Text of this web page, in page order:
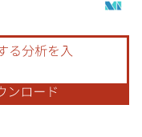
の表示が必要です。